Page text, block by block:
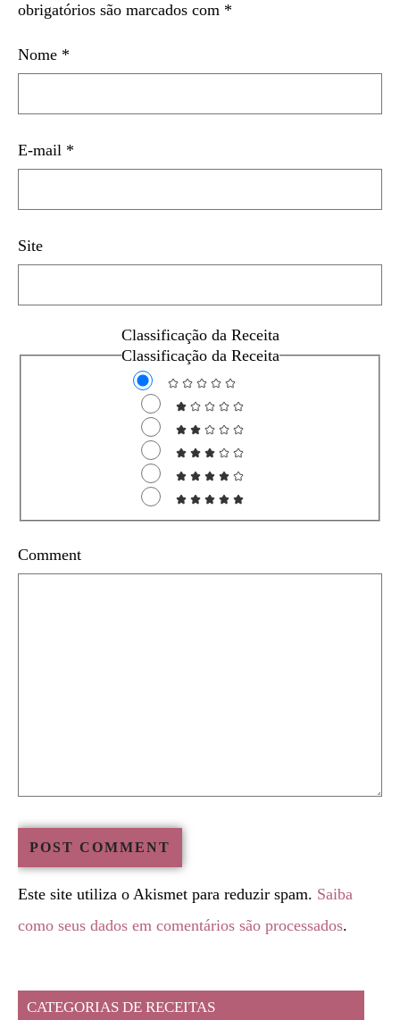
obrigatórios são marcados com *
Nome *
E-mail *
Site
Classificação da Receita
Classificação da Receita
Comment
Este site utiliza o Akismet para reduzir spam. Saiba
como seus dados em comentários são processados.
CATEGORIAS DE RECEITAS